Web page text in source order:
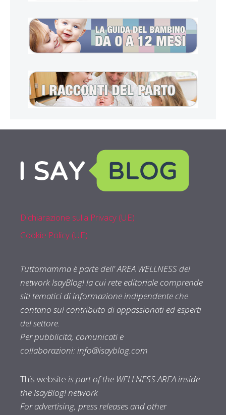
Dichiarazione sulla Privacy (UE)
Cookie Policy (UE)
Tuttomamma è parte dell' AREA WELLNESS del
network IsayBlog! la cui rete editoriale comprende
siti tematici di informazione indipendente che
contano sul contributo di appassionati ed esperti
del settore.
Per pubblicità, comunicati e
collaborazioni:info@isayblog.com
This website is part of the WELLNESS AREA inside
the IsayBlog! network
For advertising, press releases and other